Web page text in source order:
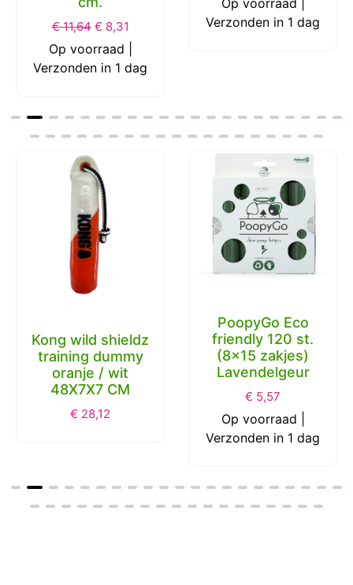
€11,64 € 8,31
Op voorraad |
Verzonden in 1 dag
Verzonden in 1 dag
Kong wild shieldz
training dummy
oranje / wit
48X7X7 CM
€ 28,12
PoopyGo Eco
friendly 120 st.
(8x15 zakjes)
Lavendelgeur
€ 5,57
Op voorraad |
Verzonden in 1 dag